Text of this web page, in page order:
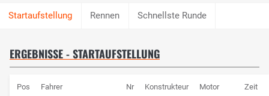
Rennen Schnellste Runde
ERGEBNISSE - STARTAUFSTELLUNG
Pos Fahrer Nr Konstrukteur Motor Zeit